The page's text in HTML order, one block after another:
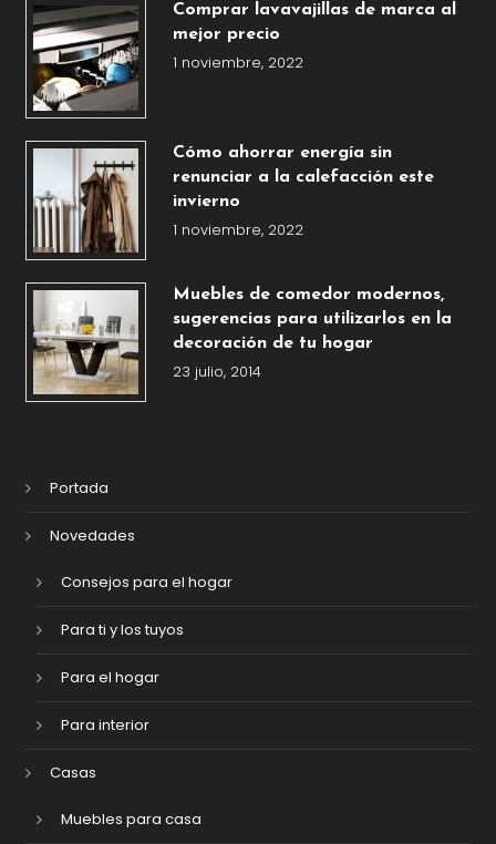
Comprar lavavajillas de marca al
mejor precio
1 noviembre, 2022
Cómo ahorrar energía sin
renunciar a la calefacción este
invierno
1 noviembre, 2022
Muebles de comedor modernos,
sugerencias para utilizarlos en la
decoración de tu hogar
23 julio, 2014
Portada
Novedades
Consejos para el hogar
Para ti y los tuyos
Para el hogar
Para interior
Casas
Muebles para casa